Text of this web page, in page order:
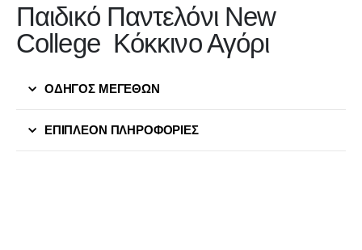
Παιδικό Παντελόνι New
College Κόκκινο Αγόρι
ΟΔΗΓΟΣ ΜΕΓΕΘΩΝ
ΕΠΙΠΛΈΟΝ ΠΛΗΡΟΦΟΡΊΕΣ